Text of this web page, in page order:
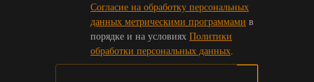
Согласие на обработку персональных
данных метрическими программами в
порядке и на условиях Политики
обработки персональных данных.